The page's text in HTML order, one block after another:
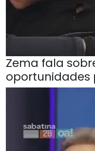
Zema fala
oportunidades